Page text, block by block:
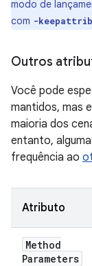
modo de
com -
Outros
Você pode
mantidos, mas
maioria dos
entanto,
frequência ao
Atributo
Method
Parameters